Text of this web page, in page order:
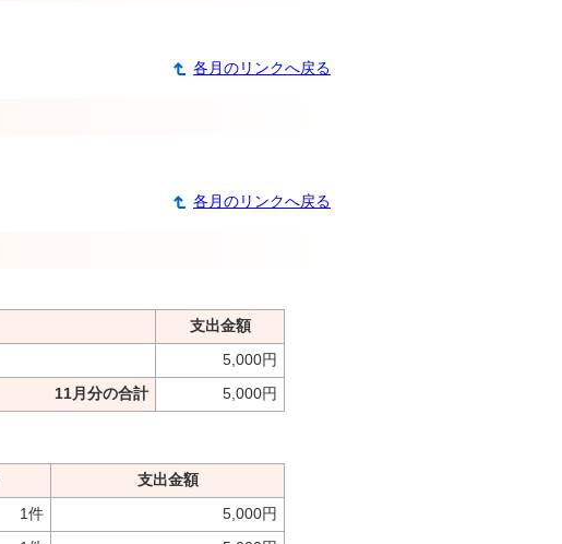
各月のリンクへ戻る
各月のリンクへ戻る
支出金額
5,000円
11月分の合計 5,000円
支出金額
1件 5,000円